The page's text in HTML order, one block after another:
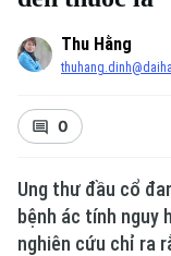
Thu Hằng
0
Ung thư đầu cổ
bệnh ác tính nguy
nghiên cứu chỉ ra